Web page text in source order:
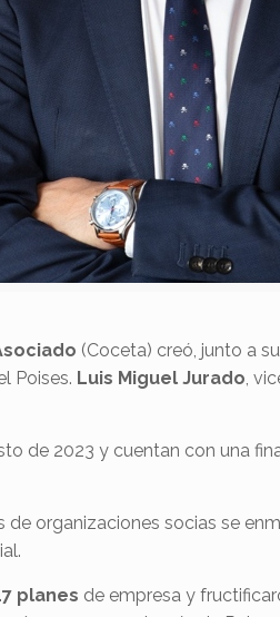
(Coceta) creó, junto a
Poises. Luis Miguel Jurado,
de 2023 y cuentan con una
organizaciones socias se
planes de empresa y